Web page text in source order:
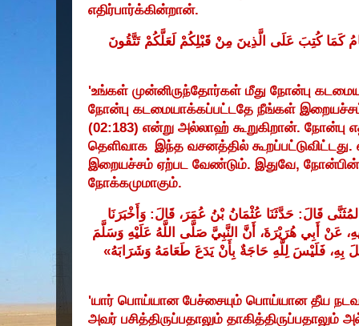
எதிர்பார்க்கின்றான்.
كَمَا كُتِبَ عَلَى الَّذِينَ مِنْ قَبْلِكُمْ لَعَلَّكُمْ تَتَّقُونَ
'உங்கள் முன்னிருந்தோர்கள் மீது நோன்பு
நோன்பு கடமையாக்கப்பட்டதே நீங்கள்
(02:183) என்று அல்லாஹ் கூறுகிறான். நோன்பு
தெளிவாக இந்த வசனத்தில்
இறையச்சம் ஏற்பட வேண்டும். இதுவே, நோன்பின்
நோக்கமுமாகும்.
قَالَ: حَدَّثَنَا عُثْمَانُ بْنُ عُمَرَ، قَالَ: وَأَخْبَرَنَا
عَنْ أَبِي هُرَيْرَةَ، أَنَّ النَّبِيَّ صَلَّى اللَّهُ عَلَيْهِ وَسَلَّمَ
بِهِ، فَلَيْسَ لِلَّهِ حَاجَةٌ بِأَنْ يَدَعَ طَعَامَهُ وَشَرَابَهُ»
'யார் பொய்யான பேச்சையும் பொய்யான தீய
அவர் பசித்திருப்பதாலும்